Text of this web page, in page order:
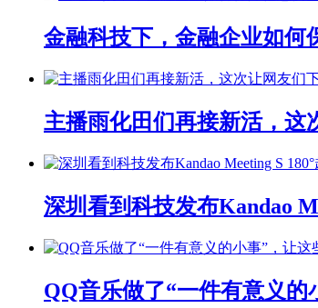
金融科技下，金融企业如何
主播雨化田们再接新活，这
深圳看到科技发布Kandao
QQ音乐做了“一件有意义的